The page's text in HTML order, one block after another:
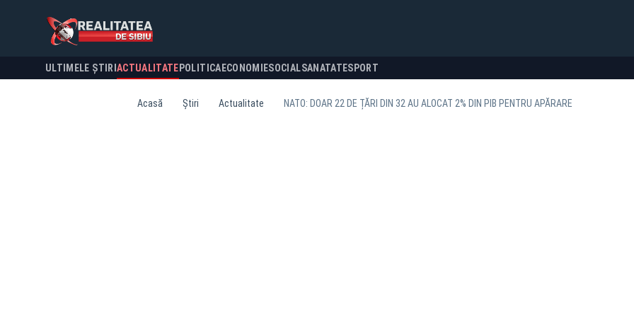
ULTIMELE ȘTIRI ACTUALITATE POLITICA ECONOMIESOCIALSANATATESPORT
Acasă Știri Actualitate NATO: DOAR 22 DE ȚĂRI DIN 32 AU ALOCAT 2% DIN PIB PENTRU APĂRARE